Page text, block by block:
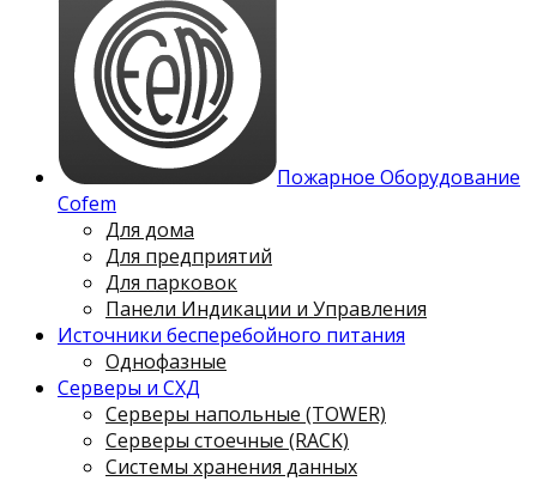
Пожарное Оборудование
Cofem
Для дома
Для предприятий
Для парковок
Панели Индикации и Управления
Источники бесперебойного питания
Однофазные
Серверы и СХД
Серверы напольные (TOWER)
Серверы стоечные (RACK)
Системы хранения данных